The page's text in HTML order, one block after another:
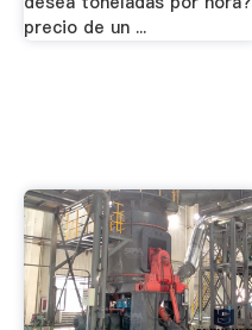
precio de un ...